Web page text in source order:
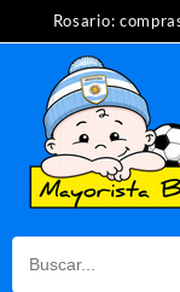
contenido
Rosario: